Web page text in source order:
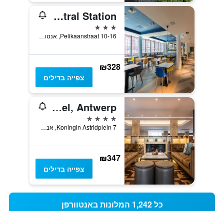
Hampton by Hilton Antwerp Central Station
3 כוכבים
Pelikaanstraat 10-16, אנטוורפן, בלגיה
₪328
צפייה בדילים
Radisson Blu Astrid Hotel, Antwerp
4 כוכבים
Koningin Astridplein 7, אנטוורפן, בלגיה
₪347
צפייה בדילים
כל 1,242 המלונות באנטוורפן